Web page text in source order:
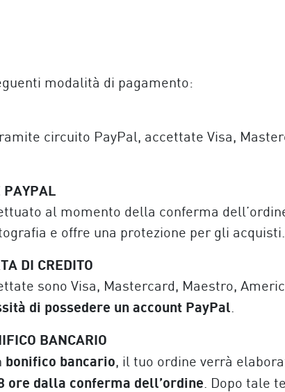
modalità di pagamento:
circuito PayPal, accettate Visa,
PAYPAL
al momento della conferma
e offre una protezione per gli acquisti.
DI CREDITO
sono Visa, Mastercard, Maestro,
di possedere un account PayPal.
BANCARIO
bonifico bancario, il tuo ordine verrà
ore dalla conferma dell’ordine. Dopo tale